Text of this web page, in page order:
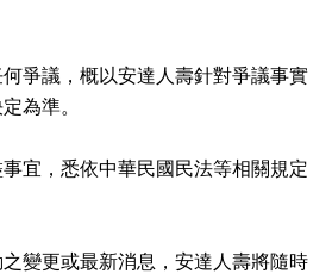
爭議，概以安達人壽針對爭議事實
為準。
宜，悉依中華民國民法等相關規定
變更或最新消息，安達人壽將隨時